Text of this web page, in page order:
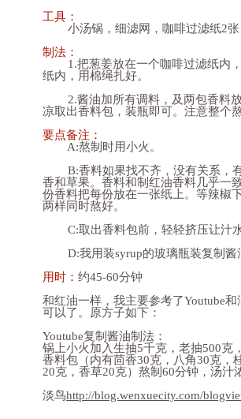
工具：
小汤锅，细滤网，咖啡过滤纸2张
制法：
1.把葱姜放在一个咖啡过滤纸内，
纸内，用棉绳扎好。
2.酱油加所有调料，及两包香料放
凉取出香料包，装瓶即可。注意整个
要点备注：
A:熬制时用小火。
B:香料如果找不齐，没有关系，有
香和草果。香料和制红油香料几乎一
份香料把每份放在一张纸上。等辣椒
两样同时熬好。
C:取出香料包前，轻轻挤压让汁水
D:我用装syrup的玻璃瓶装复制酱
用时： 约45-60分钟
和红油一样，我主要参考了Youtube
可以了。原方子如下：
Youtube复制酱油制法：
锅上小火加入生抽5千克，老抽500克
香料包（内有茴香30克，八角30克，
20克，香草20克）熬制60分钟，汤汁
淡鸟http://blog.wenxuecity.com/